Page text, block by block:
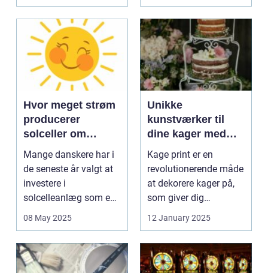
Hvor meget strøm
producerer
solceller om
vinteren?
Mange danskere har i
de seneste år valgt at
investere i
solcelleanlæg som en
bæred...
08 May 2025
Unikke
kunstværker til
dine kager med
kage print
Kage print er en
revolutionerende måde
at dekorere kager på,
som giver dig
mulighed for ...
12 January 2025